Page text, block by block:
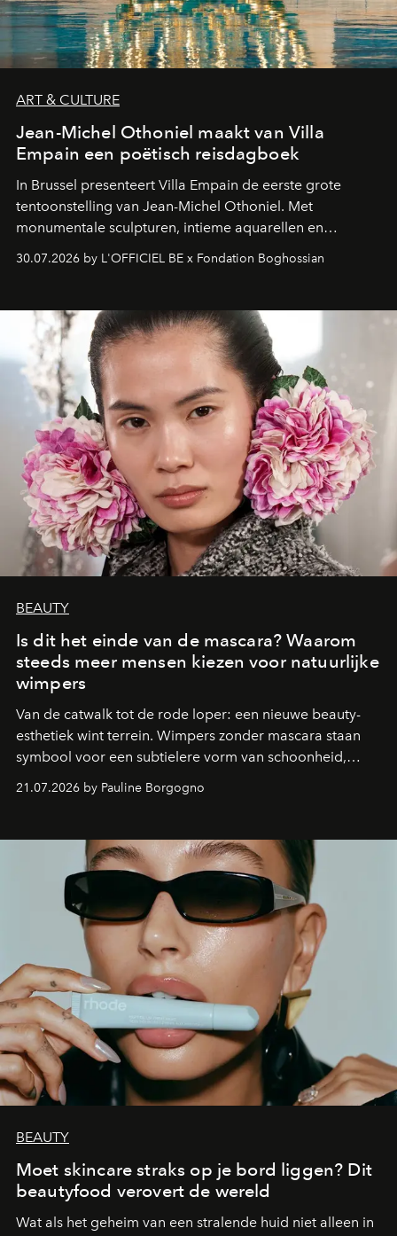
ART & CULTURE
Jean-Michel Othoniel maakt van Villa
Empain een poëtisch reisdagboek
In Brussel presenteert Villa Empain de eerste grote
tentoonstelling van Jean-Michel Othoniel. Met
monumentale sculpturen, intieme aquarellen en
fonkelend Murano-glas creëert de Franse kunstenaar
een emotionele reis waarin elk werk de herinnering
moment van verwondering.
30.07.2026 by L'OFFICIEL BE x Fondation Boghossian
BEAUTY
Is dit het einde van de mascara? Waarom
steeds meer mensen kiezen voor natuurlijke
wimpers
Van de catwalk tot de rode loper: een nieuwe beauty-
esthetiek wint terrein. Wimpers zonder mascara staan
symbool voor een subtielere vorm van schoonheid,
waarin zelfvertrouwen belangrijker is dan een overvloed
aan make-up.
21.07.2026 by Pauline Borgogno
BEAUTY
Moet skincare straks op je bord liggen? Dit
beautyfood verovert de wereld
Wat als het geheim van een stralende huid niet alleen in